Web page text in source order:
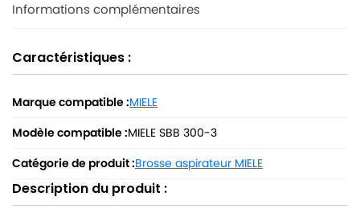
Informations complémentaires
Caractéristiques :
Marque compatible :MIELE
Modèle compatible :MIELE SBB 300-3
Catégorie de produit :Brosse aspirateur MIELE
Description du produit :